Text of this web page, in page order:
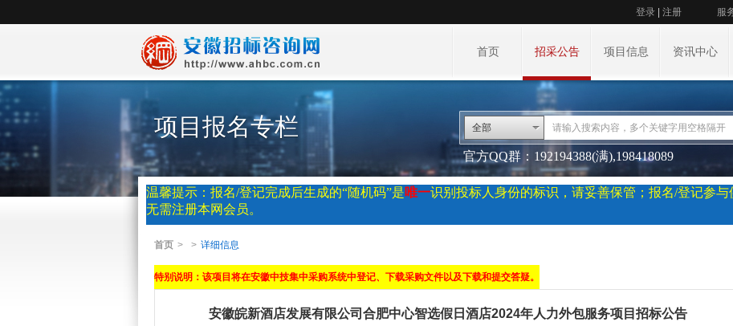
服
登录 注册
首页 招采公告 项目信息 资讯中心
项目报名专栏 全部
官方QQ群：192194388(满),198418089
温馨提示：报名/登记完成后生成的“随机码”是唯一识别投标人身份的标识，请妥善保管；报名/登记参与
无需注册本网会员。
首页 > > 详细信息
特别说明：该项目将在安徽中技集中采购系统中登记、下载采购文件以及下载和提交答疑。
安徽皖新酒店发展有限公司合肥中心智选假日酒店2024年人力外包服务项目招标公告